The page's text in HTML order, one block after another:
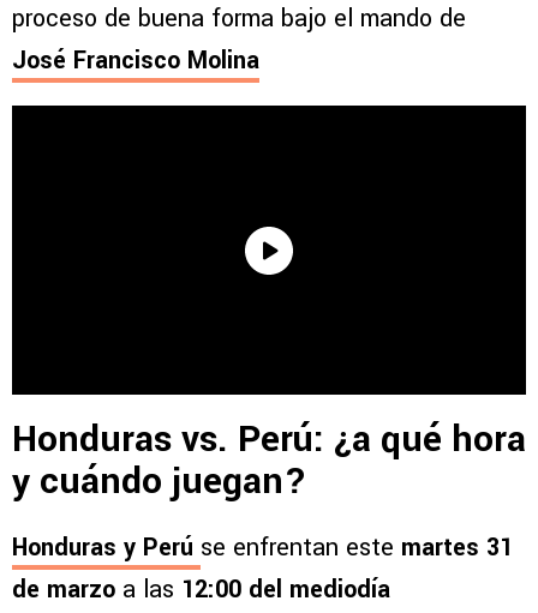
proceso de buena forma bajo el mando de
José Francisco Molina
Honduras vs. Perú: ¿a qué hora
y cuándo juegan?
Honduras y Perú se enfrentan este martes 31
de marzo a las 12:00 del mediodía